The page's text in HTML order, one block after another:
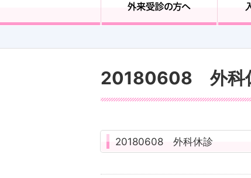
20180608 外科
20180608 外科休診